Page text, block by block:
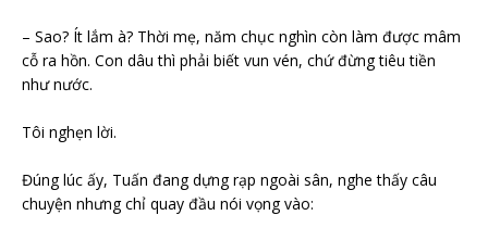
– Sao? Ít lắm à? Thời mẹ, năm chục nghìn còn làm được mâm
cỗ ra hồn. Con dâu thì phải biết vun vén, chứ đừng tiêu tiền
như nước.
Tôi nghẹn lời.
Đúng lúc ấy, Tuấn đang dựng rạp ngoài sân, nghe thấy câu
chuyện nhưng chỉ quay đầu nói vọng vào: